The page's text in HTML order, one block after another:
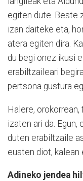
egiten dute. Beste
izan daiteke eta,
atera egiten dira.
du begi onez ikusi
erabiltzaileari
pertsona gustura
Halere,
izaten ari da. Egun,
duten erabiltzaile
eusten diot, kalean
Adineko jendea